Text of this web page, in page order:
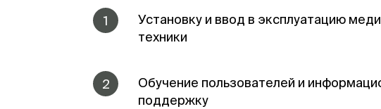
1
Установку и ввод в эксплуатацию
техники
2
Обучение пользователей и
поддержку